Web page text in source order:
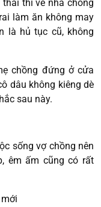
thì về nhà chồng
làm ăn không may
là hủ tục cũ, không
chồng đứng ở cửa
dâu không kiêng dè
sau này.
sống vợ chồng nên
êm ấm cũng có rất